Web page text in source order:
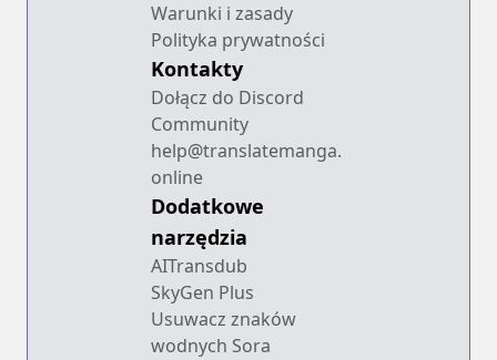
Warunki i zasady
Polityka prywatności
Kontakty
Dołącz do Discord
Community
help@translatemanga.
online
Dodatkowe
narzędzia
AITransdub
SkyGen Plus
Usuwacz znaków
wodnych Sora